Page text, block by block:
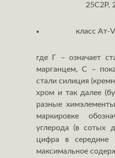
25С2Р,
класс Aт-
где Г – означает
марганцем, С –
стали силиция
хром и так далее
разные
маркировке
углерода (в сотых
цифра в середине
максимальное